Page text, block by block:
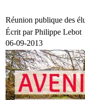
Réunion publique des
Écrit par Philippe Lebot
06-09-2013